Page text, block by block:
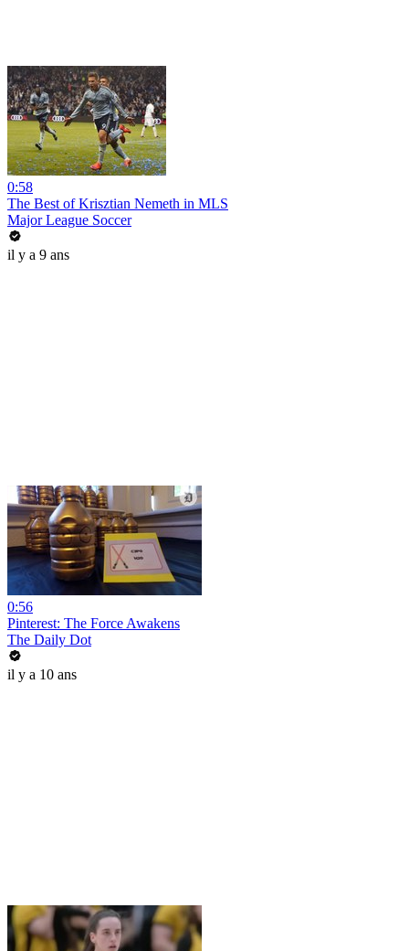
0:58
The Best of Krisztian Nemeth in MLS
Major League Soccer
il y a 9 ans
0:56
Pinterest: The Force Awakens
The Daily Dot
il y a 10 ans